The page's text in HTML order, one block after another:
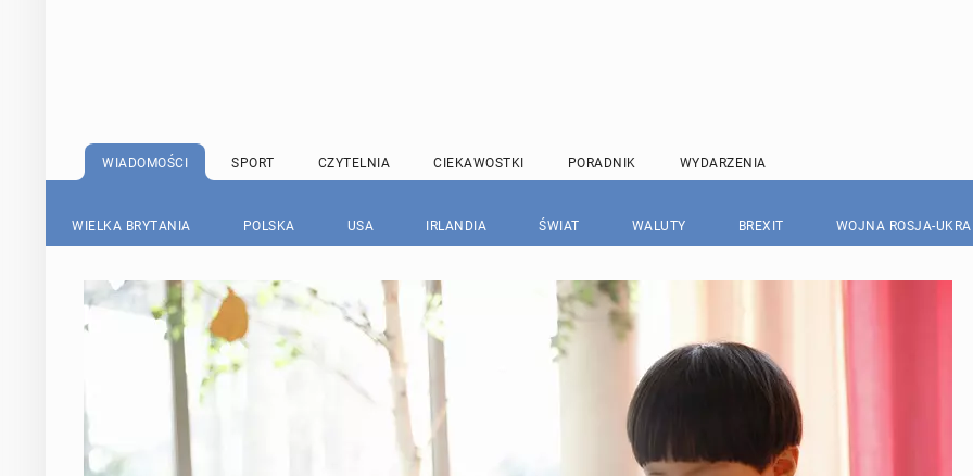
WIADOMOŚCI SPORT CZYTELNIA CIEKAWOSTKI PORADNIK WYDARZENIA
WIELKA BRYTANIA POLSKA USA IRLANDIA ŚWIAT WALUTY BREXIT WOJNA ROSJA-